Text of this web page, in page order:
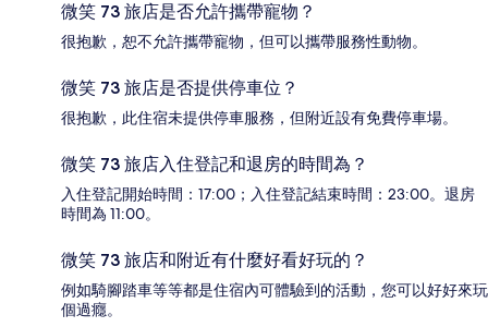
微笑 73 旅店是否允許攜帶寵物？
很抱歉，恕不允許攜帶寵物，但可以攜帶服務性動物。
微笑 73 旅店是否提供停車位？
很抱歉，此住宿未提供停車服務，但附近設有免費停車場。
微笑 73 旅店入住登記和退房的時間為？
入住登記開始時間：17:00；入住登記結束時間：23:00。退房
時間為 11:00。
微笑 73 旅店和附近有什麼好看好玩的？
例如騎腳踏車等等都是住宿內可體驗到的活動，您可以好好來玩
個過癮。